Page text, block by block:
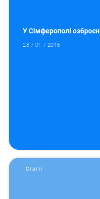
У Сімферополі
28 / 01 / 2016
Статті